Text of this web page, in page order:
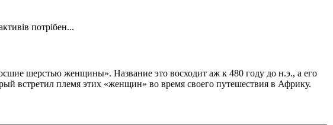
потрібен...
шерстью женщины». Название это восходит аж к 480 году до н.э., а его
встретил племя этих «женщин» во время своего путешествия в Африку.